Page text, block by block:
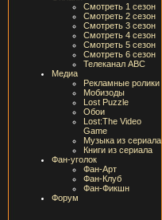
Смотреть 1 сезон
Смотреть 2 сезон
Смотреть 3 сезон
Смотреть 4 сезон
Смотреть 5 сезон
Смотреть 6 сезон
Телеканал ABC
Медиа
Рекламные ролики
Мобизоды
Lost Puzzle
Обои
Lost:The Video
Game
Музыка из сериала
Книги из сериала
Фан-уголок
Фан-Арт
Фан-Клуб
Фан-Фикшн
Форум